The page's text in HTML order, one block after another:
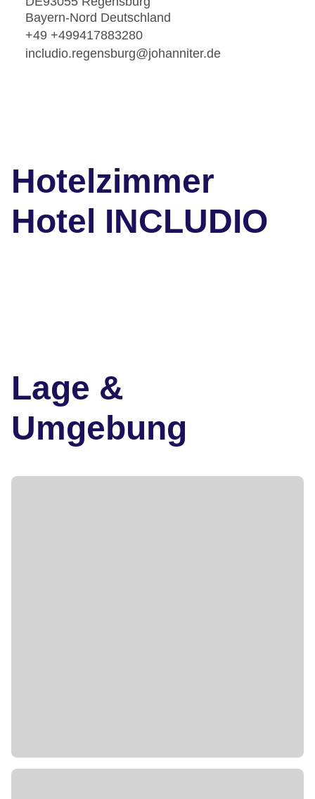
Bayern-Nord Deutschland
+49 +499417883280
includio.regensburg@johanniter.de
Hotelzimmer
Hotel INCLUDIO
Lage &
Umgebung